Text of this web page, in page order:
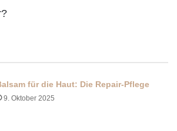
für die Haut: Die Repair-Pflege
9. Oktober 2025